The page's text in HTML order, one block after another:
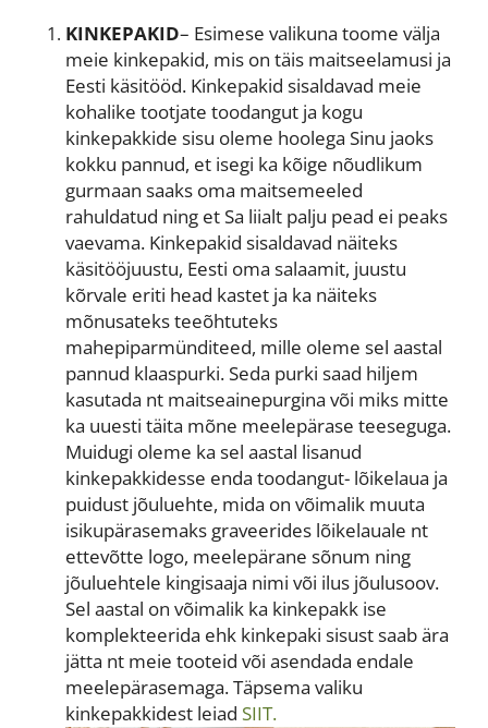
KINKEPAKID– Esimese valikuna toome välja
meie kinkepakid, mis on täis maitseelamusi ja
Eesti käsitööd. Kinkepakid sisaldavad meie
kohalike tootjate toodangut ja kogu
kinkepakkide sisu oleme hoolega Sinu jaoks
kokku pannud, et isegi ka kõige nõudlikum
gurmaan saaks oma maitsemeeled
rahuldatud ning et Sa liialt palju pead ei peaks
vaevama. Kinkepakid sisaldavad näiteks
käsitööjuustu, Eesti oma salaamit, juustu
kõrvale eriti head kastet ja ka näiteks
mõnusateks teeõhtuteks
mahepiparmünditeed, mille oleme sel aastal
pannud klaaspurki. Seda purki saad hiljem
kasutada nt maitseainepurgina või miks mitte
ka uuesti täita mõne meelepärase teeseguga.
Muidugi oleme ka sel aastal lisanud
kinkepakkidesse enda toodangut- lõikelaua ja
puidust jõuluehte, mida on võimalik muuta
isikupärasemaks graveerides lõikelauale nt
ettevõtte logo, meelepärane sõnum ning
jõuluehtele kingisaaja nimi või ilus jõulusoov.
Sel aastal on võimalik ka kinkepakk ise
komplekteerida ehk kinkepaki sisust saab ära
jätta nt meie tooteid või asendada endale
meelepärasemaga.Täpsema valiku
kinkepakkidest leiad SIIT.